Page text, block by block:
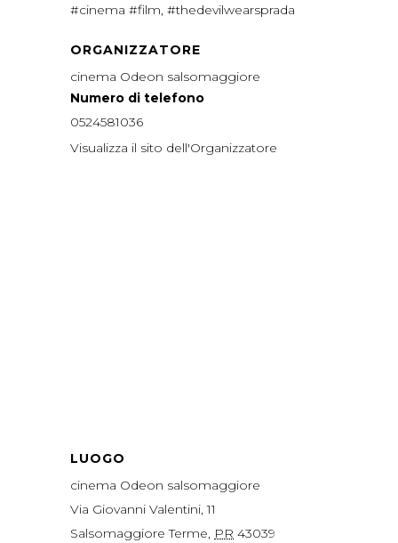
#cinema #film, #thedevilwearsprada
ORGANIZZATORE
cinema Odeon salsomaggiore
Numero di telefono
0524581036
Visualizza il sito dell'Organizzatore
LUOGO
cinema Odeon salsomaggiore
Via Giovanni Valentini, 11
Salsomaggiore Terme, PR 43039